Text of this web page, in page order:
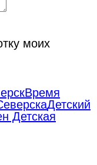
моих
Время
Детский
Детская